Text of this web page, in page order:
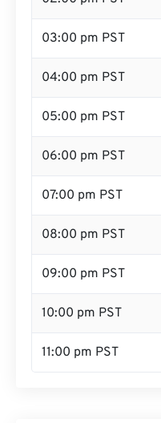
03:00 pm PST
04:00 pm PST
05:00 pm PST
06:00 pm PST
07:00 pm PST
08:00 pm PST
09:00 pm PST
10:00 pm PST
11:00 pm PST